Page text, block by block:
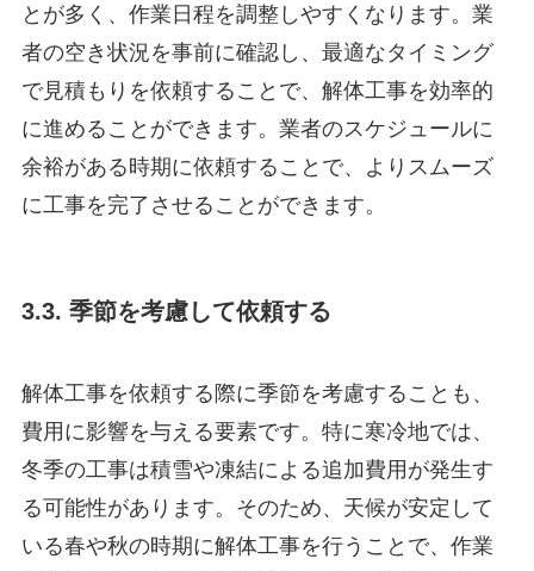
とが多く、作業日程を調整しやすくなります。業
者の空き状況を事前に確認し、最適なタイミング
で見積もりを依頼することで、解体工事を効率的
に進めることができます。業者のスケジュールに
余裕がある時期に依頼することで、よりスムーズ
に工事を完了させることができます。
3.3. 季節を考慮して依頼する
解体工事を依頼する際に季節を考慮することも、
費用に影響を与える要素です。特に寒冷地では、
冬季の工事は積雪や凍結による追加費用が発生す
る可能性があります。そのため、天候が安定して
いる春や秋の時期に解体工事を行うことで、作業